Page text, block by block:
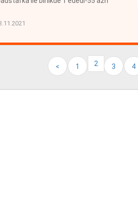
< 1 2 3 4